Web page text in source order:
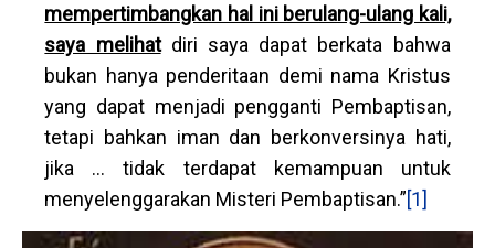
mempertimbangkan hal ini berulang-ulang kali,
saya melihatdiri saya dapat berkata bahwa
bukan hanya penderitaan demi nama Kristus
yang dapat menjadi pengganti Pembaptisan,
tetapi bahkan iman dan berkonversinya hati,
jika … tidak terdapat kemampuan untuk
menyelenggarakan Misteri Pembaptisan.”[1]